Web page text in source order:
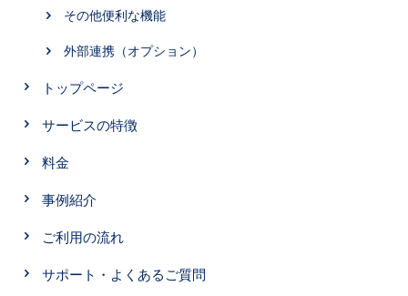
その他便利な機能
外部連携（オプション）
トップページ
サービスの特徴
料金
事例紹介
ご利用の流れ
サポート・よくあるご質問